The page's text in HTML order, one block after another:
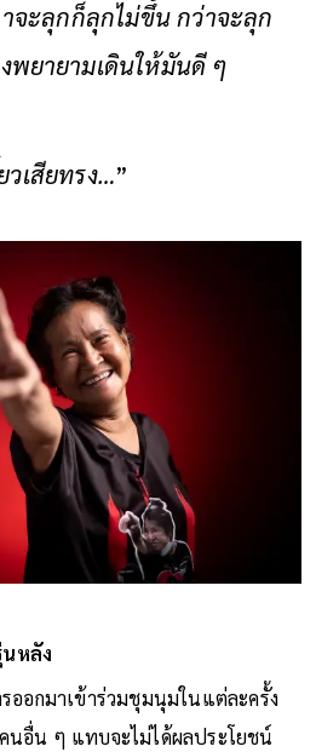
าจะลุกก็ลุกไม่ขึ้น กว่าจะลุก
พยายามเดินให้มันดี ๆ
วเสียทรง…”
หลัง
รออกมาเข้าร่วมชุมนุมในแต่ละครั้ง
นอื่น ๆ แทบจะไม่ได้ผลประโยชน์